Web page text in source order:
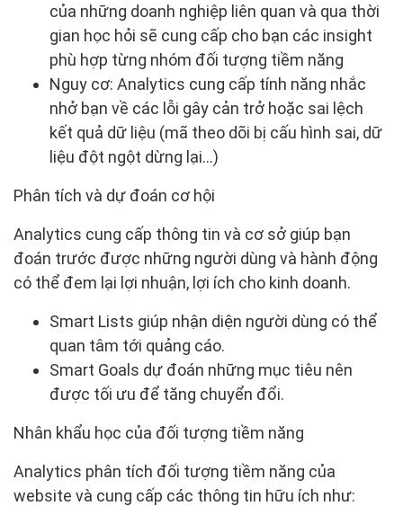
của những doanh nghiệp liên quan và qua thời
gian học hỏi sẽ cung cấp cho bạn các insight
phù hợp từng nhóm đối tượng tiềm năng
Nguy cơ: Analytics cung cấp tính năng nhắc
nhở bạn về các lỗi gây cản trở hoặc sai lệch
kết quả dữ liệu (mã theo dõi bị cấu hình sai, dữ
liệu đột ngột dừng lại…)
Phân tích và dự đoán cơ hội
Analytics cung cấp thông tin và cơ sở giúp bạn
đoán trước được những người dùng và hành động
có thể đem lại lợi nhuận, lợi ích cho kinh doanh.
Smart Lists giúp nhận diện người dùng có thể
quan tâm tới quảng cáo.
Smart Goals dự đoán những mục tiêu nên
được tối ưu để tăng chuyển đổi.
Nhân khẩu học của đối tượng tiềm năng
Analytics phân tích đối tượng tiềm năng của
website và cung cấp các thông tin hữu ích như: